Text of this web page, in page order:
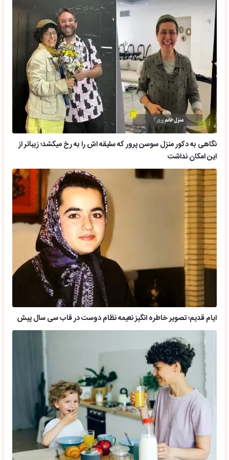
نگاهی به دکور منزل سوسن پرور که سلیقه اش را به رخ میکشد؛ زیباتر از
این امکان نداشت
ایام قدیم؛ تصویر خاطره انگیز نعیمه نظام دوست در قاب سی سال پیش